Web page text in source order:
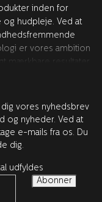
inden for
hudpleje. Ved at
er vores ambition
mærkbare resultater
Alle produkter er
vores nyhedsbrev
og nyheder. Ved at
e-mails fra os. Du
dig.
udfyldes